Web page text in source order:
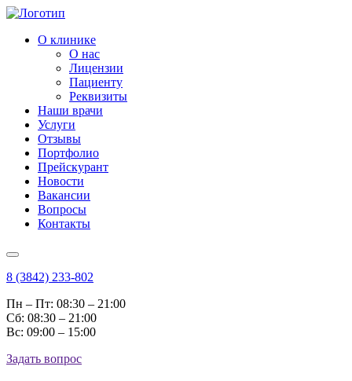
О клинике
О нас
Лицензии
Пациенту
Реквизиты
Наши врачи
Услуги
Отзывы
Портфолио
Прейскурант
Новости
Вакансии
Вопросы
Контакты
8 (3842) 233-802
Пн – Пт: 08:30 – 21:00
Cб: 08:30 – 21:00
Вс: 09:00 – 15:00
Задать вопрос